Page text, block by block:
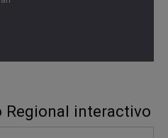
interactivo